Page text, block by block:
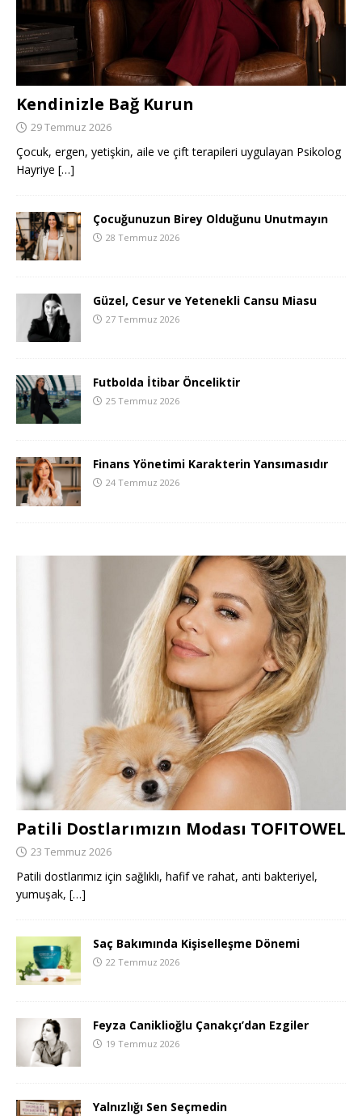
Kendinizle Bağ Kurun
29 Temmuz 2026
Çocuk, ergen, yetişkin, aile ve çift terapileri uygulayan Psikolog
Hayriye […]
Çocuğunuzun Birey Olduğunu Unutmayın
28 Temmuz 2026
Güzel, Cesur ve Yetenekli Cansu Miasu
27 Temmuz 2026
Futbolda İtibar Önceliktir
25 Temmuz 2026
Finans Yönetimi Karakterin Yansımasıdır
24 Temmuz 2026
Patili Dostlarımızın Modası TOFITOWEL
23 Temmuz 2026
Patili dostlarımız için sağlıklı, hafif ve rahat, anti bakteriyel,
yumuşak, […]
Saç Bakımında Kişiselleşme Dönemi
22 Temmuz 2026
Feyza Caniklioğlu Çanakçı’dan Ezgiler
19 Temmuz 2026
Yalnızlığı Sen Seçmedin